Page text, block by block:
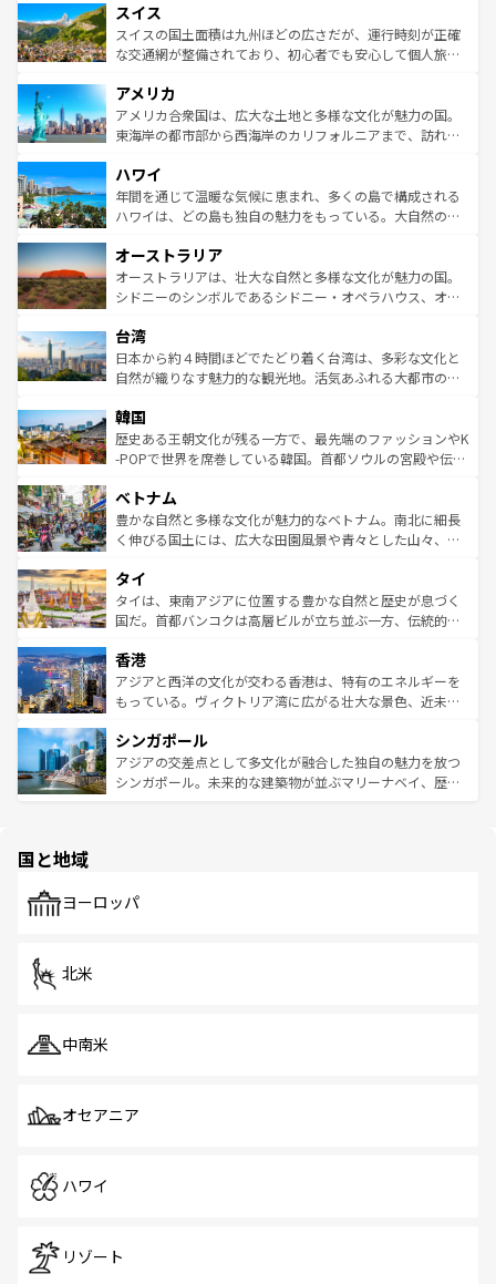
れる地方に足を運ぶとそれぞれで全く異なる文化を体験で
きるだろう。 なお、新着のフランス情報はコンテンツ一覧
を参照してほしい。
は、お酒好きな人にはぜひ体験してほしい。 なお、新着の
ドイツ情報はコンテンツ一覧を参照してほしい。
リアごとに異なる魅力がある。また、優雅なアフタヌーン
ティー、ビール好きにはたまらない英国パブ、サッカー観
戦など、本場だからこそできる体験も豊富。イギリスを旅
ンツ一覧を参照してほしい。
スイス
スイスの国土面積は九州ほどの広さだが、運行時刻が正確
な交通網が整備されており、初心者でも安心して個人旅行
の建物がそのまま残る町や、スイスならではのユニークな
博物館もあり、アルプス観光だけでなく町歩きも満喫する
ことができる。国民の所得が高いため物価も高いが、旅行
ば市内交通費無料で観光を楽しむこともできる。 なお、新
着のスイス情報はコンテンツ一覧 を参照してほしい。
アメリカ
アメリカ合衆国は、広大な土地と多様な文化が魅力の国。
東海岸の都市部から西海岸のカリフォルニアまで、訪れる
のような巨大都市は、観光、ショッピング、エンターテイ
ンメントが詰まった刺激的なスポットだ。一方、アメリカ
西部には大自然が広がり、グランドキャニオンやイエロー
部のニューオーリンズでは、音楽と美食が融合した独特の
文化が魅力。旅行者はアメリカの各地域で異なる魅力を楽
しみながら、その多様性と豊かな歴史を感じることができ
ならではの贅沢な旅のスタイルだ。 なお、新着のアメリカ
情報はコンテンツ一覧を参照してほしい。
ハワイ
年間を通じて温暖な気候に恵まれ、多くの島で構成される
ハワイは、どの島も独自の魅力をもっている。大自然の神
ワイ島は見逃せない。また、定番の観光地といえばオアフ
島だが、静かな自然を求めるならマウイ島やカウアイ島が
おすすめ。エメラルドグリーンに輝く海をはじめ、豊かな
れるおもてなしの心で訪れる人々を迎えてくれるハワイの
人々、おいしいローカルフードやハワイアンミュージッ
ク、伝統的なフラダンスなど、すべてがハワイの魅力を彩
ワイを、存分に味わってほしい。 なお、新着のハワイ情報
はコンテンツ一覧を参照してほしい。
オーストラリア
オーストラリアは、壮大な自然と多様な文化が魅力の国。
シドニーのシンボルであるシドニー・オペラハウス、オー
リアリーフや大陸中央部にそびえるウルル（エアーズロッ
ク）、タスマニアの美しい原生林やケアンズの熱帯雨林な
ど、見どころがたくさん。また、カフェやワイン、オージ
いる。アクティビティも充実しており、サーフィンやダイ
ビング、ハイキングなど、アウトドア好きにはたまらな
い。オーストラリアの多彩な魅力を存分に味わいつくそ
参照してほしい。
台湾
日本から約４時間ほどでたどり着く台湾は、多彩な文化と
自然が織りなす魅力的な観光地。活気あふれる大都市の台
ン）、静ひつな山岳地帯である台湾東部など、都市の喧騒
と山間の静けさが共存しており、訪れる人に新しい発見と
驚きをもたらしてくれる。また、奥深い台湾の食文化も魅
容にもいいと評判のスイーツなど、バラエティ豊かな料理
が味わえる。 なお、新着の台湾情報は コンテンツ一覧を参
照してほしい。
韓国
歴史ある王朝文化が残る一方で、最先端のファッションやK
-POPで世界を席巻している韓国。首都ソウルの宮殿や伝統
き、地方に足を延ばせば四季折々の自然美を楽しむことが
できる。そして、キムチや焼肉、絶品のストリートフード
まで、さまざまな韓国料理が待っている。夜には、韓国な
リティに包まれながら、韓国の多彩な魅力を心ゆくまで味
わってみてほしい。 なお、新着の韓国情報はコンテンツ一
覧を参照してほしい。
ベトナム
豊かな自然と多様な文化が魅力的なベトナム。南北に細長
く伸びる国土には、広大な田園風景や青々とした山々、世
急速な発展と共に伝統が息づく。ハノイの古い町並みやホ
ーチミン市のフランス統治時代の建物も、独特の雰囲気を
醸し出している。また、バラエティの豊かさとおいしさで
とつ。フォーやバインミー、ベトナムコーヒーなどは、ぜ
ひ現地で味わいたい。どの地域を訪れてもあたたかい人々
が旅行者を迎えてくれるので、きっと忘れられない旅にな
参照してほしい。
タイ
タイは、東南アジアに位置する豊かな自然と歴史が息づく
国だ。首都バンコクは高層ビルが立ち並ぶ一方、伝統的な
の活気が交差している。北部ではチェンマイなどの山岳地
帯で自然と触れ合い、南部ではプーケットやクラビの美し
いビーチでリゾート気分を楽しむことができる。タイ料理
激する。気候は一年中温暖で、どの季節にも異なる楽しみ
が待っている。親しみやすいタイの人々、仏教を中心とし
た文化、そして多様な観光資源が、訪れる旅人を魅了し続
香港
アジアと西洋の文化が交わる香港は、特有のエネルギーを
もっている。ヴィクトリア湾に広がる壮大な景色、近未来
み、どこを訪れても感動するはず。観光スポットが密集し
ており、効率よく見どころを回れるのも魅力。息をのむよ
うな絶景から文化的な体験まで、香港を存分に楽しみ尽く
シンガポール
アジアの交差点として多文化が融合した独自の魅力を放つ
シンガポール。未来的な建築物が並ぶマリーナベイ、歴史
で、ホーカーズは地元の風情を楽しめる外せないスポット
国と地域
ヨーロッパ
北米
中南米
オセアニア
ハワイ
リゾート